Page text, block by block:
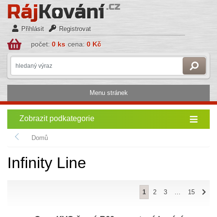
Přihlásit Registrovat
počet: 0 ks cena: 0 Kč
Menu stránek
Zobrazit podkategorie
Domů
Infinity Line
1 2 3 … 15